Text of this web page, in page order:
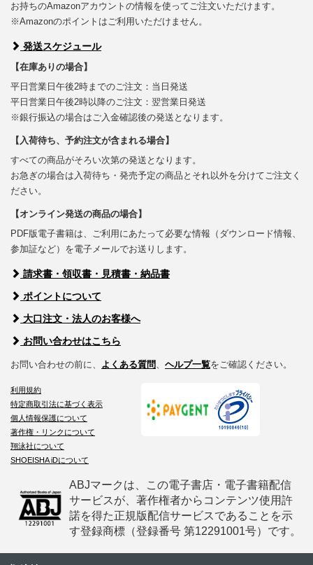
お持ちのAmazonアカウントの情報を使ってご注文いただけます。
※Amazonのポイントはご利用いただけません。
発送スケジュール
【在庫ありの場合】
平日営業日午後2時までのご注文：当日発送
平日営業日午後2時以降のご注文：翌営業日発送
※銀行振込の場合はご入金確認後の発送となります。
【入荷待ち、予約注文が含まれる場合】
すべての商品がそろい次第の発送となります。
お急ぎの場合は入荷待ち・発売予定の商品とそれ以外を分けてご注文く
ださい。
【オンライン発送の商品の場合】
PDF版電子書籍は、ご利用にあたって必要な情報（ダウンロード情報、
参加証など）を電子メールでお送りします。
請求書・領収書・見積書・納品書
ポイントについて
大口注文・法人のお客様へ
お問い合わせはこちら
お問い合わせの前に、 よくある質問、 ヘルプ一覧をご確認ください。
利用規約
特定商取引法に基づく表示
個人情報保護について
著作権・リンクについて
翔泳社について
SHOEISHA iDについて
ABJマークは、この電子書店・電子書籍配信
サービスが、著作権者からコンテンツ使用許
諾を得た正規版配信サービスであることを示
す登録商標（登録番号 第12291001号）です。